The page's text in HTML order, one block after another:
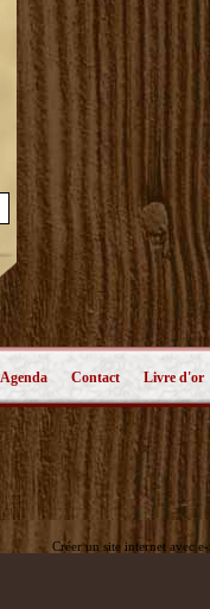
Agenda Contact Livre d'or
Créer un site internet avec